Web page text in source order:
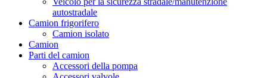
autostradale
Camion frigorifero
Camion isolato
Camion
Parti del camion
Accessori della pompa